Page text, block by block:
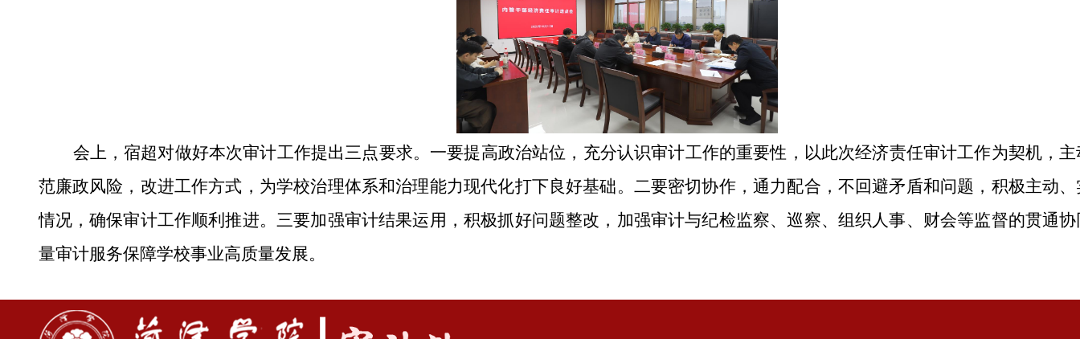
会上，宿超对做好本次审计工作提出三点要求。一要提高政治站位，充分认识审计工作的重要性，以此次经济责任审计工作为契机，
范廉政风险，改进工作方式，为学校治理体系和治理能力现代化打下良好基础。二要密切协作，通力配合，不回避矛盾和问题，积极主动
情况，确保审计工作顺利推进。三要加强审计结果运用，积极抓好问题整改，加强审计与纪检监察、巡察、组织人事、财会等监督的贯通
量审计服务保障学校事业高质量发展。